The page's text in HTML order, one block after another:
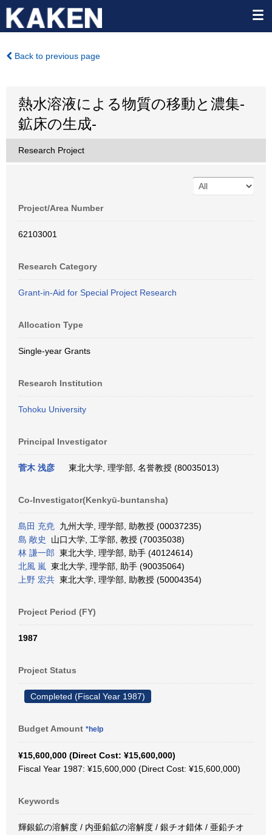
Back to previous page
熱水溶液による物質の移動と濃集-
鉱床の生成-
Research Project
Project/Area Number
62103001
Research Category
Grant-in-Aid for Special Project Research
Allocation Type
Single-year Grants
Research Institution
Tohoku University
Principal Investigator
菅木 浅彦 東北大学, 理学部, 名誉教授 (80035013)
Co-Investigator(Kenkyū-buntansha)
島田 充尭 九州大学, 理学部, 助教授 (00037235)
島 敞史
山口大学, 工学部, 教授 (70035038)
林 謙一郎 東北大学, 理学部, 助手 (40124614)
北風 嵐
東北大学, 理学部, 助手 (90035064)
上野 宏共 東北大学, 理学部, 助教授 (50004354)
Project Period (FY)
1987
Project Status
Completed (Fiscal Year 1987)
Budget Amount *help
¥15,600,000 (Direct Cost: ¥15,600,000)
Fiscal Year 1987: ¥15,600,000 (Direct Cost: ¥15,600,000)
Keywords
輝銀鉱の溶解度 / 内亜鉛鉱の溶解度 / 銀チオ錯体 / 亜鉛チオ